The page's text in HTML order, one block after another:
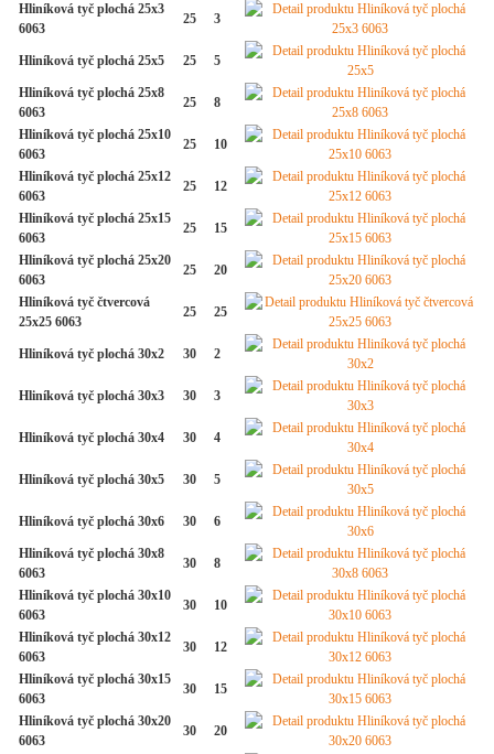
Hliníková tyč plochá 25x3
6063
25 3
Hliníková tyč plochá 25x5 25 5
Hliníková tyč plochá 25x8
6063
25 8
Hliníková tyč plochá 25x10
6063
25 10
Hliníková tyč plochá 25x12
6063
25 12
Hliníková tyč plochá 25x15
6063
25 15
Hliníková tyč plochá 25x20
6063
25 20
Hliníková tyč čtvercová
25x25 6063
25 25
Hliníková tyč plochá 30x2 30 2
Hliníková tyč plochá 30x3 30 3
Hliníková tyč plochá 30x4 30 4
Hliníková tyč plochá 30x5 30 5
Hliníková tyč plochá 30x6 30 6
Hliníková tyč plochá 30x8
6063
30 8
Hliníková tyč plochá 30x10
6063
30 10
Hliníková tyč plochá 30x12
6063
30 12
Hliníková tyč plochá 30x15
6063
30 15
Hliníková tyč plochá 30x20
6063
30 20